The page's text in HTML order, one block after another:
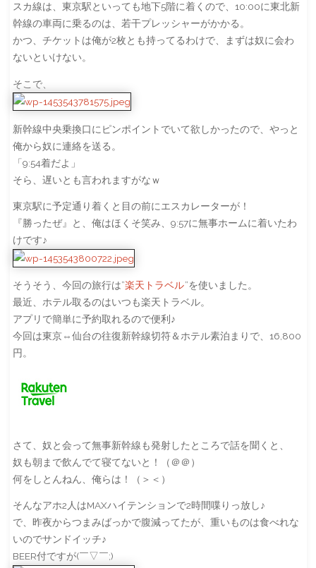
スカ線は、東京駅といっても地下5階に着くので、10:00に東北新
幹線の車両に乗るのは、若干プレッシャーがかかる。
かつ、チケットは俺が2枚とも持ってるわけで、まずは奴に会わ
ないといけない。
そこで、
新幹線中央乗換口にピンポイントでいて欲しかったので、やっと
俺から奴に連絡を送る。
「9:54着だよ」
そら、遅いとも言われますがなｗ
東京駅に予定通り着くと目の前にエスカレーターが！
『勝ったぜ』と、俺はほくそ笑み、9:57に無事ホームに着いたわ
けです♪
そうそう、今回の旅行は”楽天トラベル”を使いました。
最近、ホテル取るのはいつも楽天トラベル。
アプリで簡単に予約取れるので便利♪
今回は東京⇔仙台の往復新幹線切符＆ホテル素泊まりで、16,800
円。
さて、奴と会って無事新幹線も発射したところで話を聞くと、
奴も朝まで飲んでて寝てないと！（＠＠）
何をしとんねん、俺らは！（＞＜）
そんなアホ2人はMAXハイテンションで2時間喋りっ放し♪
で、昨夜からつまみばっかで腹減ってたが、重いものは食べれな
いのでサンドイッチ♪
BEER付ですが(￣▽￣;)